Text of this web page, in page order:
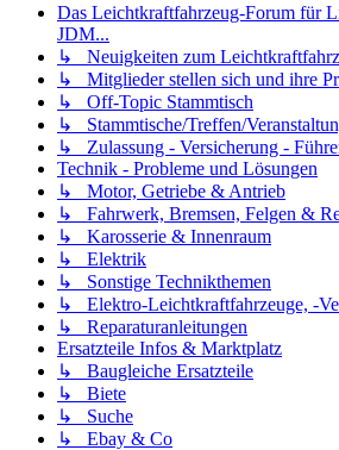
Das Leichtkraftfahrzeug-Forum für
JDM...
↳ Neuigkeiten zum
↳ Mitglieder stellen sich und ihre
↳ Off-Topic Stammtisch
↳ Stammtische/Treffen/
↳ Zulassung - Versicherung -
Technik - Probleme und Lösungen
↳ Motor, Getriebe & Antrieb
↳ Fahrwerk, Bremsen, Felgen &
↳ Karosserie & Innenraum
↳ Elektrik
↳ Sonstige Technikthemen
↳ Elektro-Leichtkraftfahrzeuge, -
↳ Reparaturanleitungen
Ersatzteile Infos & Marktplatz
↳ Baugleiche Ersatzteile
↳ Biete
↳ Suche
↳ Ebay & Co